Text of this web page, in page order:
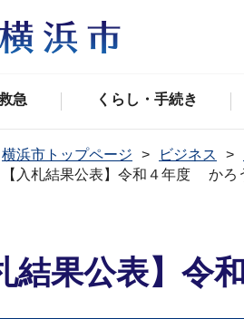
急 くらし・手続き
横浜市トップページ ビジネス
【入札結果公表】令和４年度 かろ
結果公表】